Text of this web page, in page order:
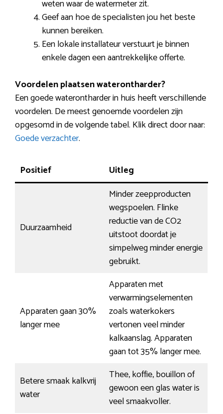
weten waar de watermeter zit.
Geef aan hoe de specialisten jou het beste
kunnen bereiken.
Een lokale installateur verstuurt je binnen
enkele dagen een aantrekkelijke offerte.
Voordelen plaatsen waterontharder?
Een goede waterontharder in huis heeft verschillende
voordelen. De meest genoemde voordelen zijn
opgesomd in de volgende tabel. Klik direct door naar:
Goede verzachter.
Positief Uitleg
Duurzaamheid
Minder zeepproducten
wegspoelen. Flinke
reductie van de CO2
uitstoot doordat je
simpelweg minder energie
gebruikt.
Apparaten gaan 30%
langer mee
Apparaten met
verwarmingselementen
zoals waterkokers
vertonen veel minder
kalkaanslag. Apparaten
gaan tot 35% langer mee.
Betere smaak kalkvrij
water
Thee, koffie, bouillon of
gewoon een glas water is
veel smaakvoller.